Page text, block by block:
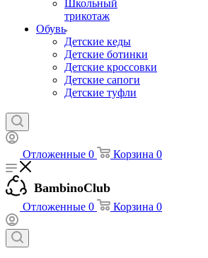
Школьный
трикотаж
Обувь
Детские кеды
Детские ботинки
Детские кроссовки
Детские сапоги
Детские туфли
Отложенные 0 Корзина 0
BambinoClub
Отложенные 0 Корзина 0